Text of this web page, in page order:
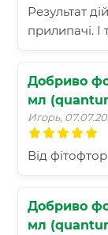
Результат
прилипачі. І
Добриво
мл
Игорь,
Від
Добриво
мл